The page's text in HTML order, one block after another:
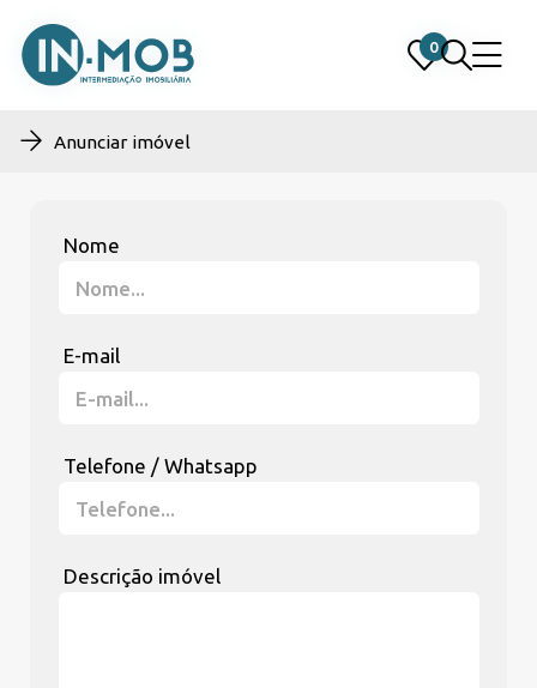
0
0
Anunciar imóvel
Nome
E-mail
Telefone / Whatsapp
Descrição imóvel